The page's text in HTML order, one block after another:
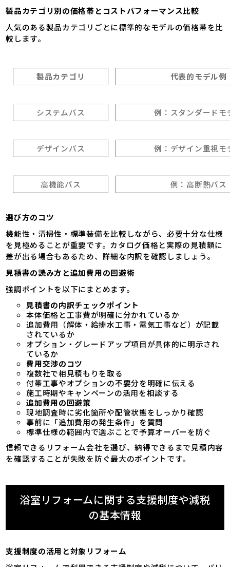
製品カテゴリ別の価格帯とコストパフォーマンス比較
人気のある製品カテゴリごとに標準的なモデルの価格帯を比
較します。
製品カテゴリ 代表的モデル例
システムバス 例：スタンダードモ
デザインバス 例：デザイン重視モ
高機能バス 例：高断熱バス
選び方のコツ
機能性・清掃性・標準装備を比較しながら、必要十分な仕様
を見極めることが重要です。カタログ価格と実際の見積額に
差が出る場合もあるため、詳細な内訳を確認しましょう。
見積書の読み方と追加費用の回避術
強調ポイントを以下にまとめます。
見積書の内訳チェックポイント
本体価格と工事費が明確に分かれているか
追加費用（解体・給排水工事・電気工事など）が記載
されているか
オプション・グレードアップ項目が具体的に明示され
ているか
費用交渉のコツ
複数社で相見積もりを取る
付帯工事やオプションの不要分を明確に伝える
施工時期やキャンペーンの活用を相談する
追加費用の回避策
現地調査時に劣化箇所や配管状態をしっかり確認
事前に「追加費用の発生条件」を質問
標準仕様の範囲内で選ぶことで予算オーバーを防ぐ
信頼できるリフォーム会社を選び、納得できるまで見積内容
を確認することが失敗を防ぐ最大のポイントです。
浴室リフォームに関する支援制度や減税
の基本情報
支援制度の活用と対象リフォーム